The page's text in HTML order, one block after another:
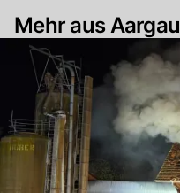
Mehr aus Aargau